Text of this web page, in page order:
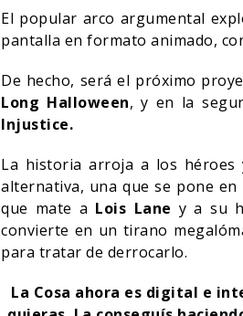
El popular arco argumental
pantalla en formato animado,
De hecho, será el próximo
Long Halloween, y en la
Injustice.
La historia arroja a los héroes
alternativa, una que se pone en
que mate a Lois Lane y a su
convierte en un tirano
para tratar de derrocarlo.
La Cosa ahora es digital e